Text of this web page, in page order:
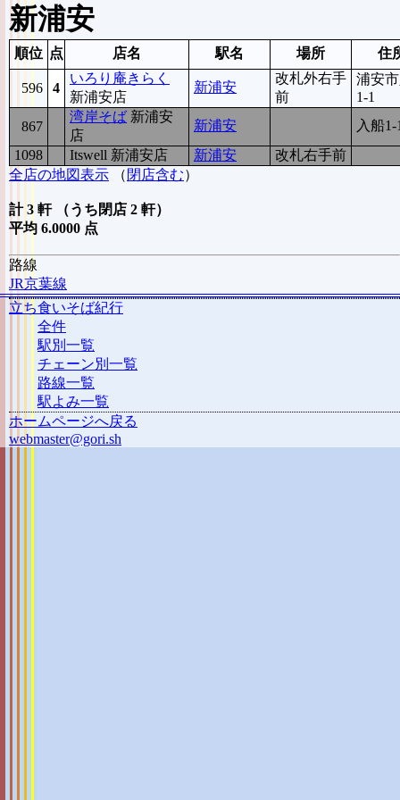
新浦安
順位 点 店名 駅名 場所 住
596 4
いろり庵きらく
新浦安店
新浦安
改札外右手
前
浦安
1-1
867
湾岸そば 新浦安
店
新浦安
入船1-
1098
Itswell 新浦安店 新浦安
改札右手前
全店の地図表示 （ 閉店含む）
計 3 軒 （うち閉店 2 軒）
平均 6.0000 点
路線
JR京葉線
立ち食いそば紀行
全件
駅別一覧
チェーン別一覧
路線一覧
駅よみ一覧
ホームページへ戻る
webmaster@gori.sh